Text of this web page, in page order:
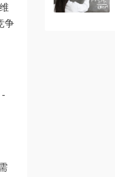
争
-